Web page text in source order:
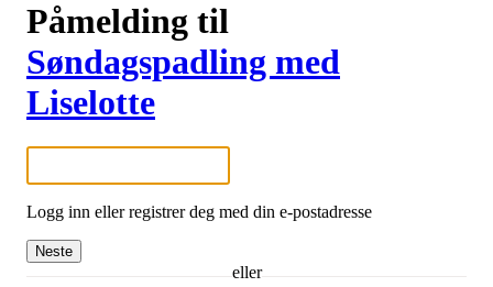
Påmelding til
Søndagspadling med
Liselotte
Logg inn eller registrer deg med din e-postadresse
Neste
eller